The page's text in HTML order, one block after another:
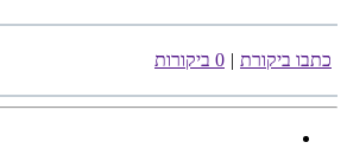
כתבו ביקורת | 0 ביקורות